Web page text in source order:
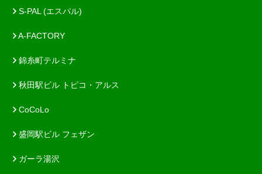
S-PAL (エスパル)
A-FACTORY
錦糸町テルミナ
秋田駅ビル トピコ・アルス
CoCoLo
盛岡駅ビル フェザン
ガーラ湯沢